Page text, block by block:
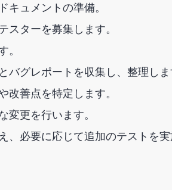
キュメントの準備。
スターを募集します。
。
バグレポートを収集し、整理しま
改善点を特定します。
変更を行います。
、必要に応じて追加のテストを